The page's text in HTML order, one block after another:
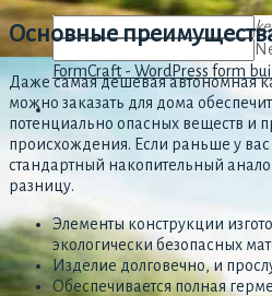
FormCraft - WordPress form
Основные
Даже самая дешевая автономная
можно заказать для дома
потенциально опасных веществ и
происхождения. Если раньше у вас
стандартный накопительный
разницу.
Элементы конструкции
экологически безопасных
Изделие долговечно, и
Обеспечивается полная